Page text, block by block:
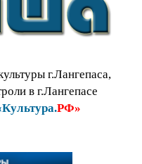
г.Лангепаса,
в г.Лангепасе
РФ»